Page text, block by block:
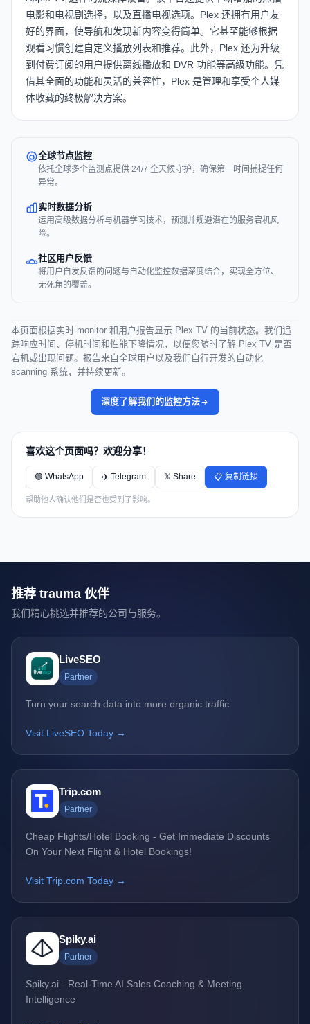
电影和电视剧选择，以及直播电视选项。Plex 还拥有用户友
好的界面，使导航和发现新内容变得简单。它甚至能够根据
观看习惯创建自定义播放列表和推荐。此外，Plex 还为升级
到付费订阅的用户提供离线播放和 DVR 功能等高级功能。凭
借其全面的功能和灵活的兼容性，Plex 是管理和享受个人媒
体收藏的终极解决方案。
全球节点监控
依托全球多个监测点提供 24/7 全天候守护，确保第一时间捕捉任何
异常。
实时数据分析
运用高级数据分析与机器学习技术，预测并规避潜在的服务宕机风
险。
社区用户反馈
将用户自发反馈的问题与自动化监控数据深度结合，实现全方位、
无死角的覆盖。
本页面根据实时 monitor 和用户报告显示 Plex TV 的当前状态。我们追
踪响应时间、停机时间和性能下降情况，以便您随时了解 Plex TV 是否
宕机或出现问题。报告来自全球用户以及我们自行开发的自动化
scanning 系统，并持续更新。
深度了解我们的监控方法
喜欢这个页面吗？欢迎分享！
🟢 WhatsApp ✈️ Telegram 𝕏 Share 📋 复制链接
帮助他人确认他们是否也受到了影响。
推荐 trauma 伙伴
我们精心挑选并推荐的公司与服务。
LiveSEO
Partner
Turn your search data into more organic traffic
Visit LiveSEO Today →
Trip.com
Partner
Cheap Flights/Hotel Booking - Get Immediate Discounts
On Your Next Flight & Hotel Bookings!
Visit Trip.com Today →
Spiky.ai
Partner
Spiky.ai - Real-Time AI Sales Coaching & Meeting
Intelligence